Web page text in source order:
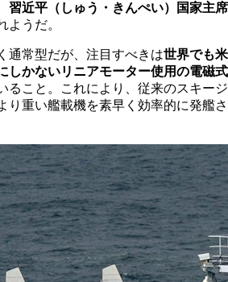
習近平（しゅう・きんぺい）国家主席
ようだ。
通常型だが、注目すべきは世界でも米
しかないリニアモーター使用の電磁式
ること。これにより、従来のスキージ
り重い艦載機を素早く効率的に発艦さ